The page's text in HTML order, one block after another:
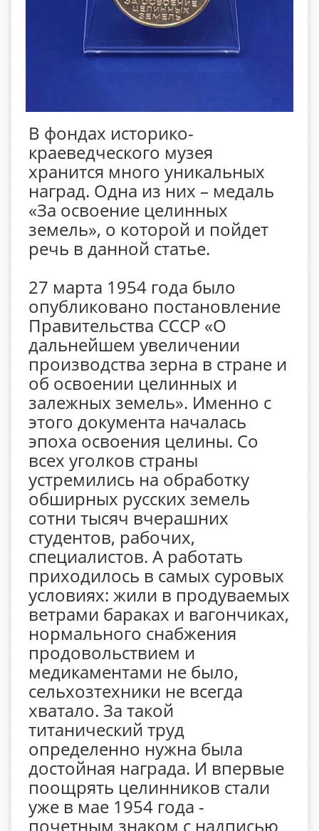
В фондах историко-
краеведческого музея
хранится много уникальных
наград. Одна из них – медаль
«За освоение целинных
земель», о которой и пойдет
речь в данной статье.
27 марта 1954 года было
опубликовано постановление
Правительства СССР «О
дальнейшем увеличении
производства зерна в стране и
об освоении целинных и
залежных земель». Именно с
этого документа началась
эпоха освоения целины. Со
всех уголков страны
устремились на обработку
обширных русских земель
сотни тысяч вчерашних
студентов, рабочих,
специалистов. А работать
приходилось в самых суровых
условиях: жили в продуваемых
ветрами бараках и вагончиках,
нормального снабжения
продовольствием и
медикаментами не было,
сельхозтехники не всегда
хватало. За такой
титанический труд
определенно нужна была
достойная награда. И впервые
поощрять целинников стали
уже в мае 1954 года -
почетным знаком с надписью